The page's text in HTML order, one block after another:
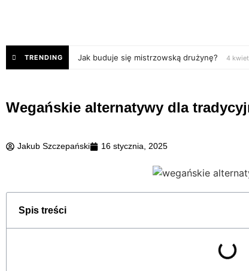
TRENDING Jak buduje się mistrzowską drużynę? 4
Wegańskie alternatywy dla
Jakub Szczepański 16 stycznia, 2025
Spis treści